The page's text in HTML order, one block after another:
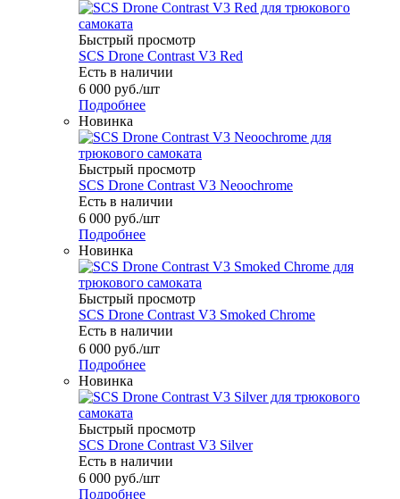
Быстрый просмотр
SCS Drone Contrast V3 Red
Есть в наличии
6 000 руб./шт
Подробнее
Новинка
Быстрый просмотр
SCS Drone Contrast V3 Neoochrome
Есть в наличии
6 000 руб./шт
Подробнее
Новинка
Быстрый просмотр
SCS Drone Contrast V3 Smoked Chrome
Есть в наличии
6 000 руб./шт
Подробнее
Новинка
Быстрый просмотр
SCS Drone Contrast V3 Silver
Есть в наличии
6 000 руб./шт
Подробнее